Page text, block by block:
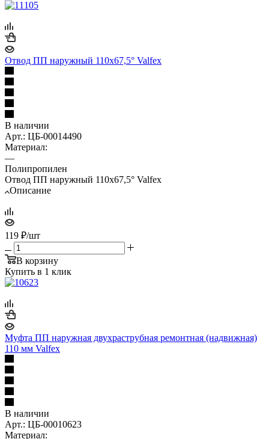
Отвод ПП наружный 110х67,5° Valfex
В наличии
Арт.: ЦБ-00014490
Материал:
—
Полипропилен
Отвод ПП наружный 110х67,5° Valfex
Описание
119 ₽/шт
В корзину
Купить в 1 клик
Муфта ПП наружная двухраструбная ремонтная (надвижная)
110 мм Valfex
В наличии
Арт.: ЦБ-00010623
Материал: